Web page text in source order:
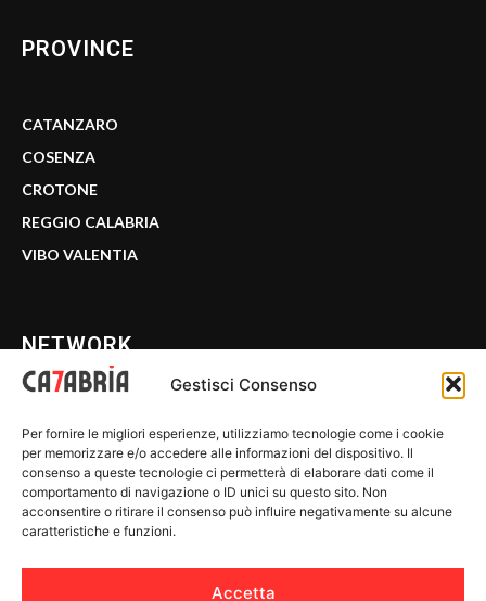
Gestisci Consenso
Per fornire le migliori esperienze, utilizziamo tecnologie come i cookie
per memorizzare e/o accedere alle informazioni del dispositivo. Il
consenso a queste tecnologie ci permetterà di elaborare dati come il
comportamento di navigazione o ID unici su questo sito. Non
acconsentire o ritirare il consenso può influire negativamente su alcune
caratteristiche e funzioni.
Accetta
PROVINCE
CATANZARO
COSENZA
CROTONE
REGGIO CALABRIA
VIBO VALENTIA
NETWORK
WE CALABRIA
C7 PLAY
MIX ZONE